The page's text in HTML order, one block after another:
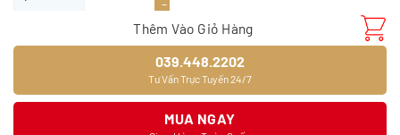
Thêm Vào Giỏ Hàng
039.448.2202
Tư Vấn Trực Tuyến 24/7
MUA NGAY